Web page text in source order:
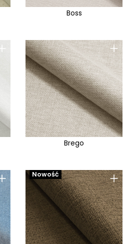
Boss
+
Brego
+
Nowość